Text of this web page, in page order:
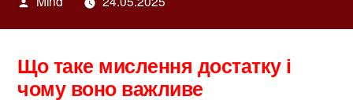
Що таке мислення достатку і
чому воно важливе